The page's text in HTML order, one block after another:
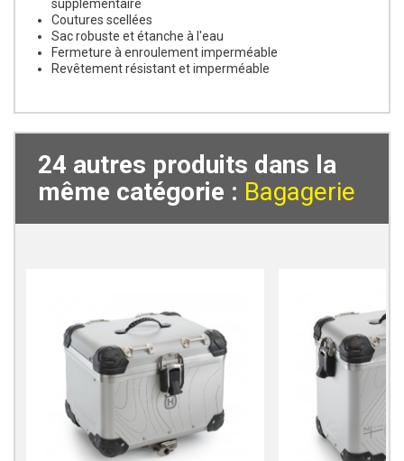
supplémentaire
Coutures scellées
Sac robuste et étanche à l'eau
Fermeture à enroulement imperméable
Revêtement résistant et imperméable
24 autres produits dans la
même catégorie : Bagagerie